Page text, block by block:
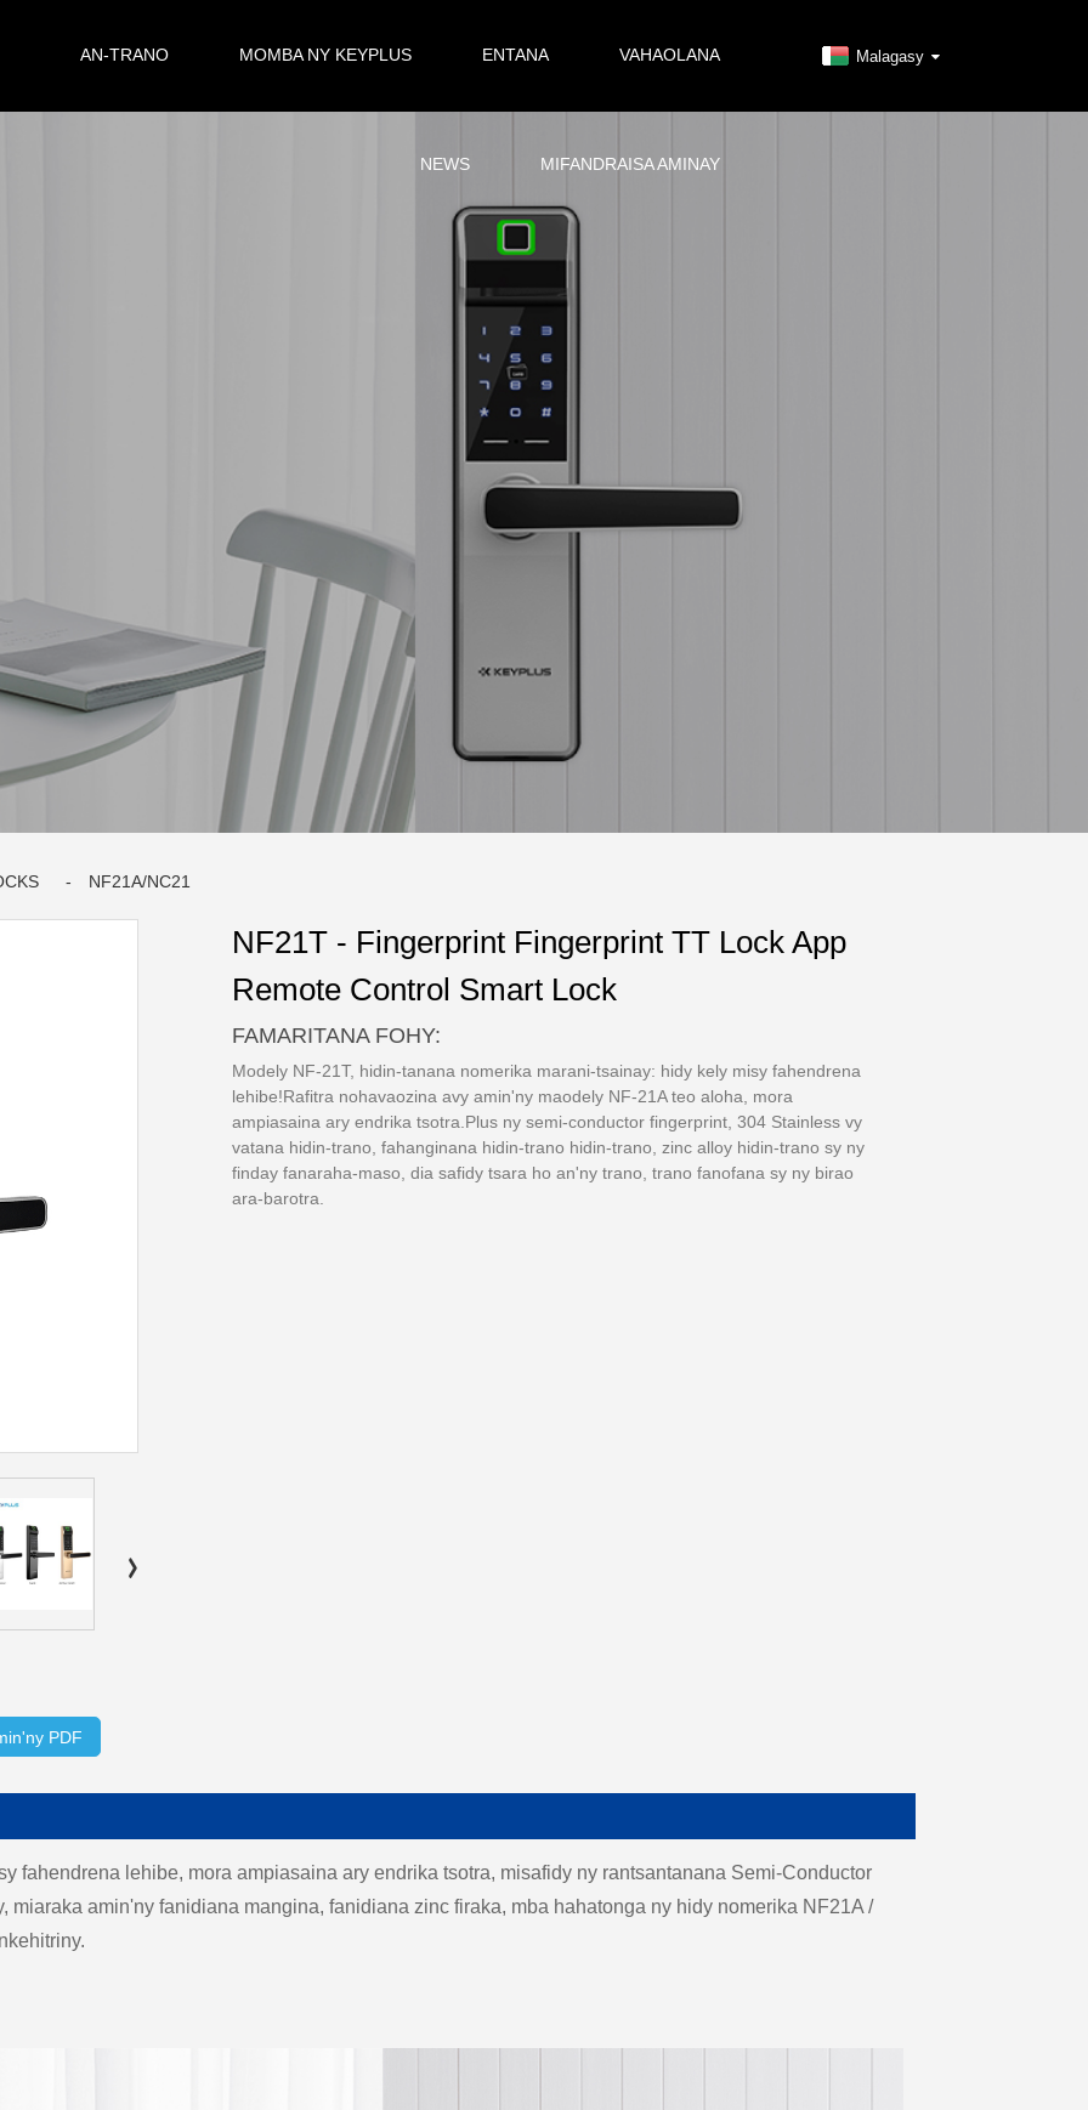
AN-TRANO MOMBA NY KEYPLUS ENTANA VAHAOLANA
NEWS MIFANDRAISA AMINAY
Malagasy
NF21A/NC21
NF21T - Fingerprint Fingerprint TT Lock App
Remote Control Smart Lock
FAMARITANA FOHY:
Modely NF-21T, hidin-tanana nomerika marani-tsainay: hidy kely misy fahendrena
lehibe!Rafitra nohavaozina avy amin'ny maodely NF-21A teo aloha, mora
ampiasaina ary endrika tsotra.Plus ny semi-conductor fingerprint, 304 Stainless vy
vatana hidin-trano, fahanginana hidin-trano hidin-trano, zinc alloy hidin-trano sy ny
finday fanaraha-maso, dia safidy tsara ho an'ny trano, trano fanofana sy ny birao
ara-barotra.
PDF
fahendrena lehibe, mora ampiasaina ary endrika tsotra, misafidy ny rantsantanana Semi-Conductor
miaraka amin'ny fanidiana mangina, fanidiana zinc firaka, mba hahatonga ny hidy nomerika NF21A /